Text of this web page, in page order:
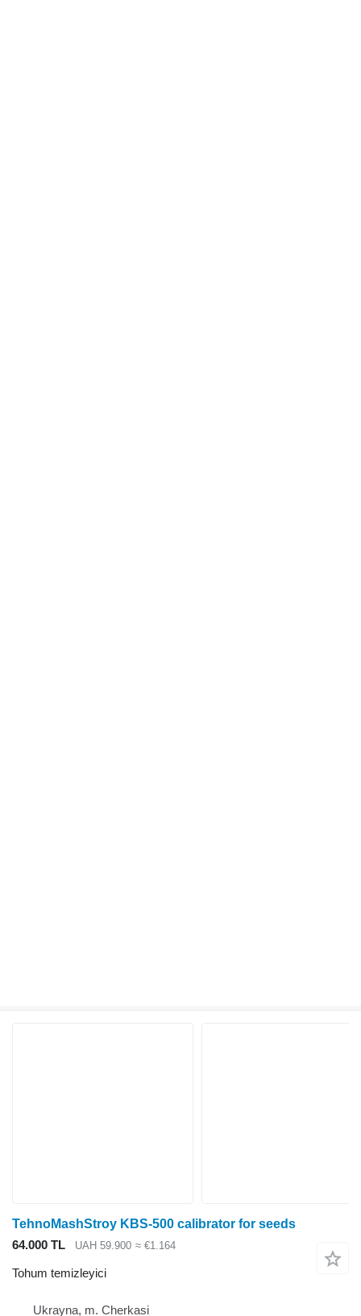
TehnoMashStroy KBS-500 calibrator for seeds
64.000 TL
UAH 59.900 ≈ €1.164
Tohum temizleyici
Ukrayna, m. Cherkasi